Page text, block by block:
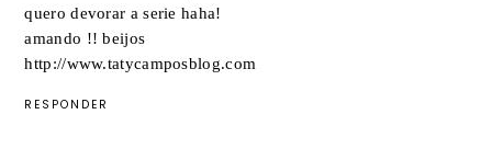
quero devorar a serie haha!
amando !! beijos
http://www.tatycamposblog.com
RESPONDER